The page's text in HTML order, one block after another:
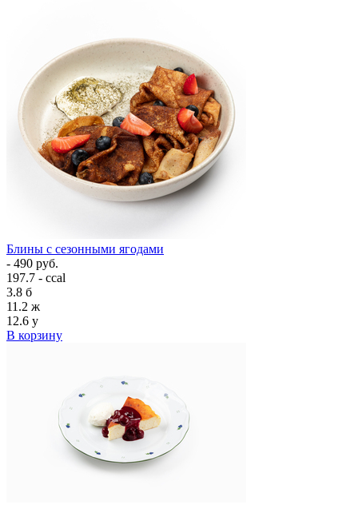
Блины с сезонными ягодами
- 490 руб.
197.7 - ccal
3.8 б
11.2 ж
12.6 у
В корзину